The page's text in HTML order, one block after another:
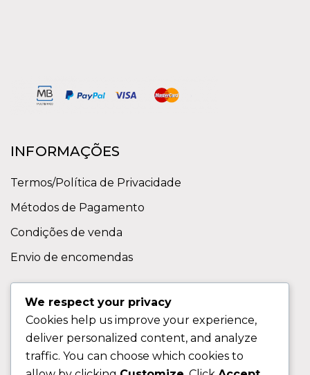
INFORMAÇÕES
Termos/Política de Privacidade
Métodos de Pagamento
Condições de venda
Envio de encomendas
Contactos
Sobre nos
We respect your privacy
Cookies help us improve your experience,
deliver personalized content, and analyze
traffic. You can choose which cookies to